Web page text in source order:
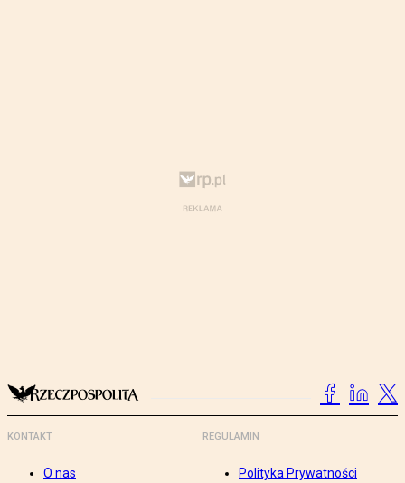
KONTAKT
O nas
REGULAMIN
Polityka Prywatności